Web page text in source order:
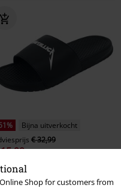
Shop for customers from
Bijna uitverkocht
€ 32,99
Signature Collection
Sandaal